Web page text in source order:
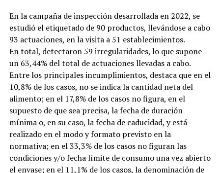
En la campaña de inspección desarrollada en 2022, se
estudió el etiquetado de 90 productos, llevándose a cabo
93 actuaciones, en la visita a 51 establecimientos.
En total, detectaron 59 irregularidades, lo que supone
un 63,44% del total de actuaciones llevadas a cabo.
Entre los principales incumplimientos, destaca que en el
10,8% de los casos, no se indica la cantidad neta del
alimento; en el 17,8% de los casos no figura, en el
supuesto de que sea precisa, la fecha de duración
mínima o, en su caso, la fecha de caducidad, y está
realizado en el modo y formato previsto en la
normativa; en el 33,3% de los casos no figuran las
condiciones y/o fecha límite de consumo una vez abierto
el envase; en el 11,1% de los casos, la denominación de